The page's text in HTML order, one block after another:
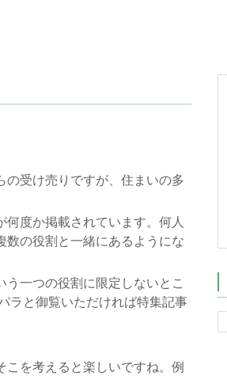
受け売りですが、住まいの多
度か掲載されています。何人
の役割と一緒にあるようにな
一つの役割に限定しないとこ
ラと御覧いただければ特集記事
を考えると楽しいですね。例